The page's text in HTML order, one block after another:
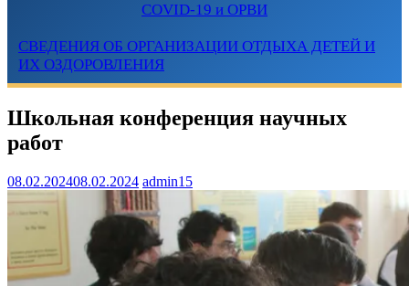
COVID-19 и ОРВИ
СВЕДЕНИЯ ОБ ОРГАНИЗАЦИИ ОТДЫХА ДЕТЕЙ И
ИХ ОЗДОРОВЛЕНИЯ
Школьная конференция научных
работ
08.02.202408.02.2024 admin15